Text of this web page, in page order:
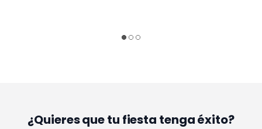
¿Quieres que tu fiesta tenga éxito?